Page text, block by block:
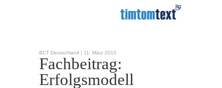
BCT Deutschland | 11. März 2015
Fachbeitrag:
Erfolgsmodell